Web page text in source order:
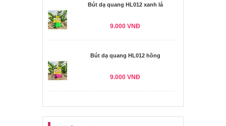
Bút dạ quang HL012 xanh lá
9.000 VNĐ
Bút dạ quang HL012 hồng
9.000 VNĐ